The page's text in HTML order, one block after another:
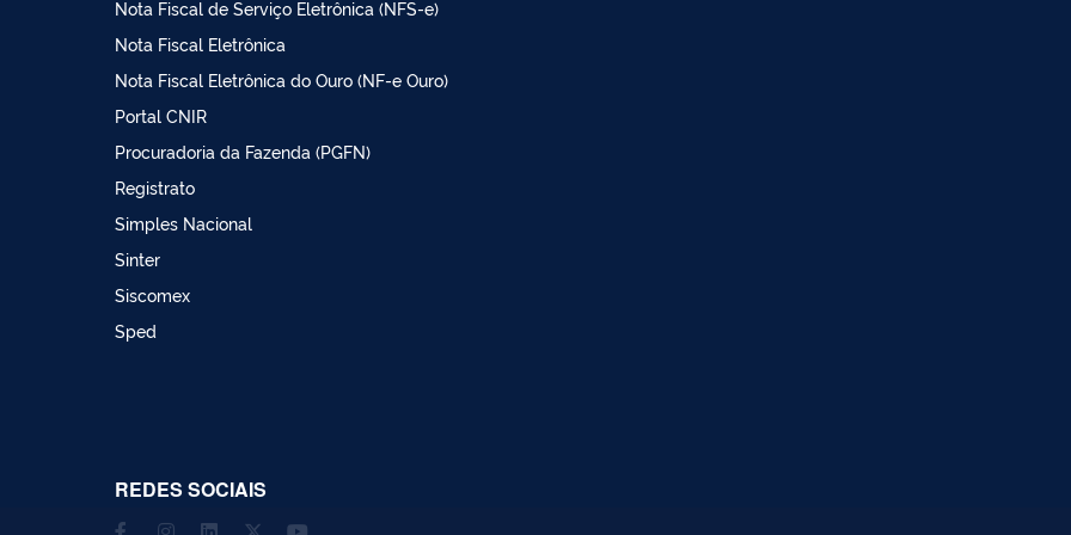
Nota Fiscal de Serviço Eletrônica (NFS-e)
Nota Fiscal Eletrônica
Nota Fiscal Eletrônica do Ouro (NF-e Ouro)
Portal CNIR
Procuradoria da Fazenda (PGFN)
Registrato
Simples Nacional
Sinter
Siscomex
Sped
REDES SOCIAIS